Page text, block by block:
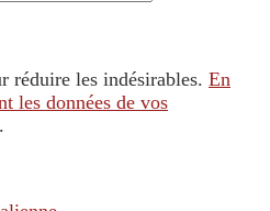
réduire les indésirables. En
les données de vos
.